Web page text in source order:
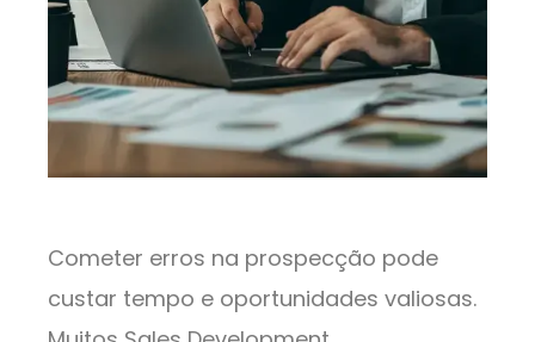
Cometer erros na prospecção pode
custar tempo e oportunidades valiosas.